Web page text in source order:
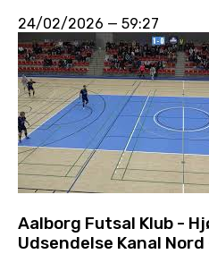
24/02/2026 — 59:27
Aalborg Futsal Klub -
Udsendelse Kanal